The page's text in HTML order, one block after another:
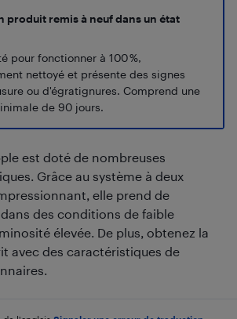
produit remis à neuf dans un état
pour fonctionner à 100 %,
nettoyé et présente des signes
ou d'égratignures. Comprend une
de 90 jours.
est doté de nombreuses
Grâce au système à deux
elle prend de
des conditions de faible
élevée. De plus, obtenez la
avec des caractéristiques de